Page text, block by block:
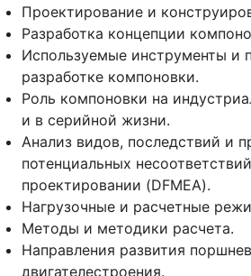
Проектирование и
Разработка концепции
Используемые инструменты и
разработке компоновки.
Роль компоновки на
и в серийной жизни.
Анализ видов, последствий и
потенциальных
проектировании (DFMEA).
Нагрузочные и расчетные
Методы и методики расчета.
Направления развития
двигателестроения.